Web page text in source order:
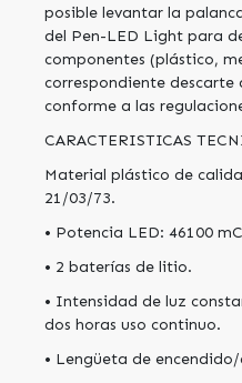
posible levantar la
del Pen-LED Light para
componentes (plástico,
correspondiente descarte
conforme a las
CARACTERISTICAS
Material plástico de
21/03/73.
• Potencia LED: 46100
• 2 baterías de litio.
• Intensidad de luz
dos horas uso continuo.
• Lengüeta de